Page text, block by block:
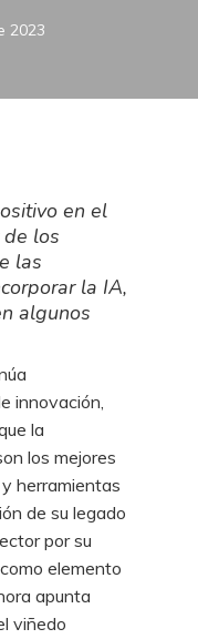
2023
en el
los
las
la IA,
algunos
innovación,
la
los mejores
herramientas
de su legado
por su
elemento
apunta
viñedo